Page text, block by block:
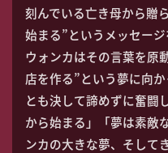
刻んでいる亡き母から贈
始まる”というメッセー
ウォンカはその言葉を原
店を作る”という夢に向
とも決して諦めずに奮闘
から始まる」「夢は素敵
ンカの大きな夢、そして